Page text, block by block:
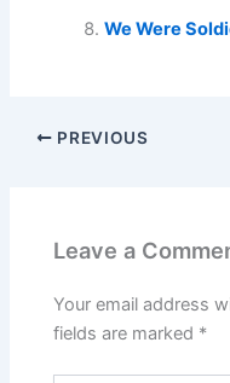
We Were
PREVIOUS
Leave a
Your email address
fields are marked *